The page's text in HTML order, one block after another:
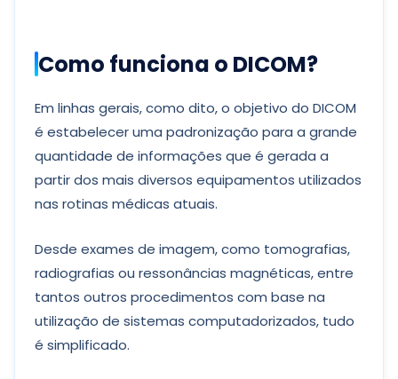
Como funciona o DICOM?
Em linhas gerais, como dito, o objetivo do DICOM
é estabelecer uma padronização para a grande
quantidade de informações que é gerada a
partir dos mais diversos equipamentos utilizados
nas rotinas médicas atuais.
Desde exames de imagem, como tomografias,
radiografias ou ressonâncias magnéticas, entre
tantos outros procedimentos com base na
utilização de sistemas computadorizados, tudo
é simplificado.